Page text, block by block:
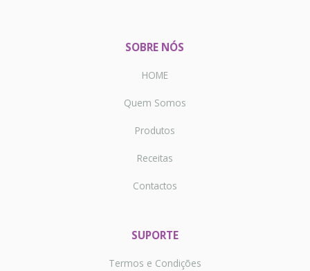
SOBRE NÓS
HOME
Quem Somos
Produtos
Receitas
Contactos
SUPORTE
Termos e Condições